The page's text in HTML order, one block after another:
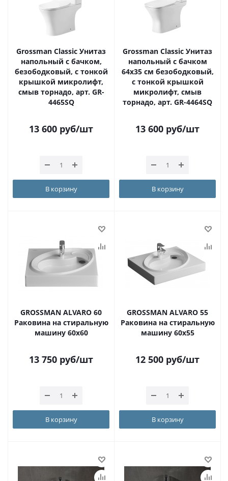
Grossman Classic Унитаз
напольный с бачком,
безободковый, с тонкой
крышкой микролифт,
смыв торнадо, арт. GR-
4465SQ
13 600 руб/шт
В корзину
Grossman Classic Унитаз
напольный с бачком
64х35 см безободковый,
с тонкой крышкой
микролифт, смыв
торнадо, арт. GR-4464SQ
13 600 руб/шт
В корзину
GROSSMAN ALVARO 60
Раковина на стиральную
машину 60х60
13 750 руб/шт
В корзину
GROSSMAN ALVARO 55
Раковина на стиральную
машину 60х55
12 500 руб/шт
В корзину